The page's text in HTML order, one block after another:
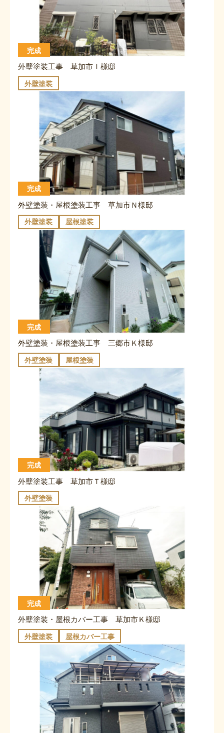
完成
外壁塗装工事 草加市Ｉ様邸
外壁塗装
完成
外壁塗装・屋根塗装工事 草加市Ｎ様邸
外壁塗装 屋根塗装
完成
外壁塗装・屋根塗装工事 三郷市Ｋ様邸
外壁塗装 屋根塗装
完成
外壁塗装工事 草加市Ｔ様邸
外壁塗装
完成
外壁塗装・屋根カバー工事 草加市Ｋ様邸
外壁塗装 屋根カバー工事